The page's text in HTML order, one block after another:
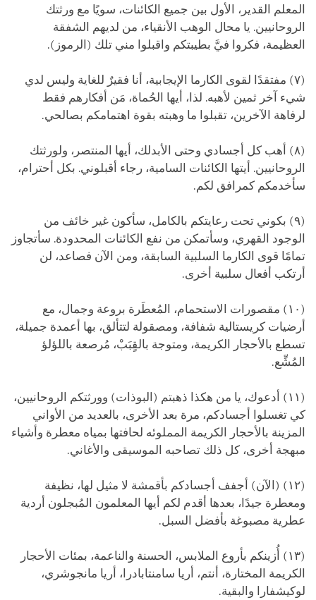
المعلم القدير، الأول بين جميع الكائنات، سويًا مع ورثتك
الروحانيين. يا محال الوهب الأنقياء، من لديهم الشفقة
العظيمة، فكروا فيَّ بطيبتكم واقبلوا مني تلك (الرموز).
(٧) مفتقدًا لقوى الكارما الإيجابية، أنا فقيرٌ للغاية وليس لدي
شيء آخر ثمين لأهبه. لذا، أيها الحُماة، مَن أفكارهم فقط
لرفاهة الآخرين، تقبلوا ما وهبته بقوة اهتمامكم بصالحي.
(٨) أهب كل أجسادي وحتى الأبدلك، أيها المنتصر، ولورثتك
الروحانيين. أيتها الكائنات السامية، رجاء أقبلوني. بكل أحترام،
سأخدمكم كمرافق لكم.
(٩) بكوني تحت رعايتكم بالكامل، سأكون غير خائف من
الوجود القهري، وسأتمكن من نفع الكائنات المحدودة. سأتجاوز
تمامًا قوى الكارما السلبية السابقة، ومن الآن فصاعد، لن
أرتكب أفعال سلبية أخرى.
(١٠) مقصورات الاستحمام، المُعطَرة بروعة وجمال، مع
أرضيات كريستالية شفافة، ومصقولة لتتألق، بها أعمدة جميلة،
تسطع بالأحجار الكريمة، ومتوجة بالقٍبَبْ، مُرصعة باللؤلؤ
المُشِّع.
(١١) أدعوك، يا من هكذا ذهبتم (البوذات) وورثتكم الروحانيين،
كي تغسلوا أجسادكم، مرة بعد الأخرى، بالعديد من الأواني
المزينة بالأحجار الكريمة المملوئه لحافتها بمياه معطرة وأشياء
مبهجة أخرى، كل ذلك تصاحبه الموسيقى والأغاني.
(١٢) (الآن) أجفف أجسادكم بأقمشة لا مثيل لها، نظيفة
ومعطرة جيدًا، بعدها أقدم لكم أيها المعلمون المُبجلون أردية
عطرية مصبوغة بأفضل السبل.
(١٣) أُزينكم بأروع الملابس، الحسنة والناعمة، بمئات الأحجار
الكريمة المختارة، أنتم، أريا سامنتابادرا، أريا مانجوشري،
لوكيشفارا والبقية.